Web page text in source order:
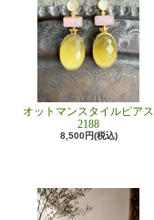
オットマンスタイルピアス
2188
8,500円(税込)